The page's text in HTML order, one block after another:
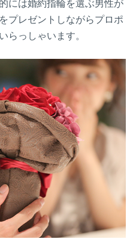
には婚約指輪を選ぶ男性が
プレゼントしながらプロポ
らっしゃいます。